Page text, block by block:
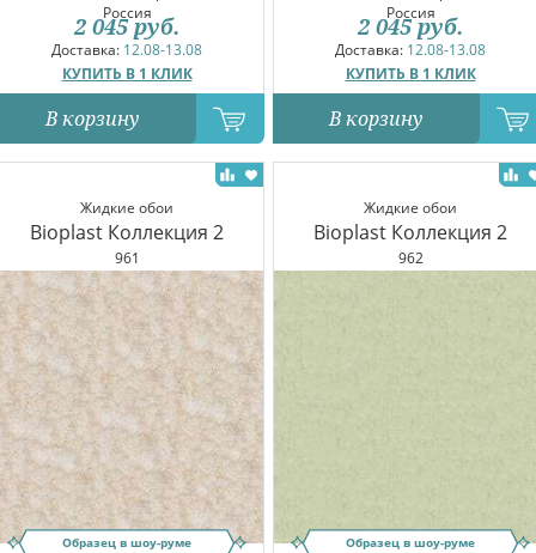
Россия
Доставка: 12.08-13.08
КУПИТЬ В 1 КЛИК
2 045 руб.
В корзину
Россия
Доставка: 12.08-13.08
КУПИТЬ В 1 КЛИК
2 045 руб.
В корзину
Жидкие обои
Bioplast Коллекция 2
961
Образец в шоу-руме
Жидкие обои
Bioplast Коллекция 2
962
Образец в шоу-руме